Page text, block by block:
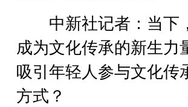
中新社记者：当下
成为文化传承的新生力
吸引年轻人参与文化传
方式？